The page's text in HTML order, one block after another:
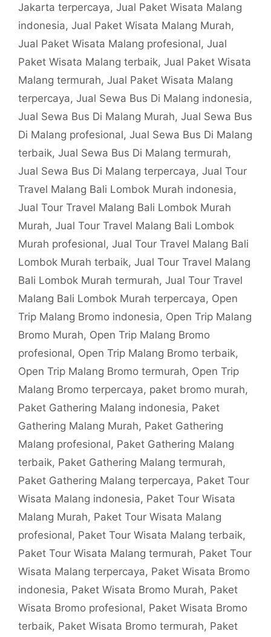
Jakarta terpercaya, Jual Paket Wisata Malang
indonesia, Jual Paket Wisata Malang Murah,
Jual Paket Wisata Malang profesional, Jual
Paket Wisata Malang terbaik, Jual Paket Wisata
Malang termurah, Jual Paket Wisata Malang
terpercaya, Jual Sewa Bus Di Malang indonesia,
Jual Sewa Bus Di Malang Murah, Jual Sewa Bus
Di Malang profesional, Jual Sewa Bus Di Malang
terbaik, Jual Sewa Bus Di Malang termurah,
Jual Sewa Bus Di Malang terpercaya, Jual Tour
Travel Malang Bali Lombok Murah indonesia,
Jual Tour Travel Malang Bali Lombok Murah
Murah, Jual Tour Travel Malang Bali Lombok
Murah profesional, Jual Tour Travel Malang Bali
Lombok Murah terbaik, Jual Tour Travel Malang
Bali Lombok Murah termurah, Jual Tour Travel
Malang Bali Lombok Murah terpercaya, Open
Trip Malang Bromo indonesia, Open Trip Malang
Bromo Murah, Open Trip Malang Bromo
profesional, Open Trip Malang Bromo terbaik,
Open Trip Malang Bromo termurah, Open Trip
Malang Bromo terpercaya, paket bromo murah,
Paket Gathering Malang indonesia, Paket
Gathering Malang Murah, Paket Gathering
Malang profesional, Paket Gathering Malang
terbaik, Paket Gathering Malang termurah,
Paket Gathering Malang terpercaya, Paket Tour
Wisata Malang indonesia, Paket Tour Wisata
Malang Murah, Paket Tour Wisata Malang
profesional, Paket Tour Wisata Malang terbaik,
Paket Tour Wisata Malang termurah, Paket Tour
Wisata Malang terpercaya, Paket Wisata Bromo
indonesia, Paket Wisata Bromo Murah, Paket
Wisata Bromo profesional, Paket Wisata Bromo
terbaik, Paket Wisata Bromo termurah, Paket